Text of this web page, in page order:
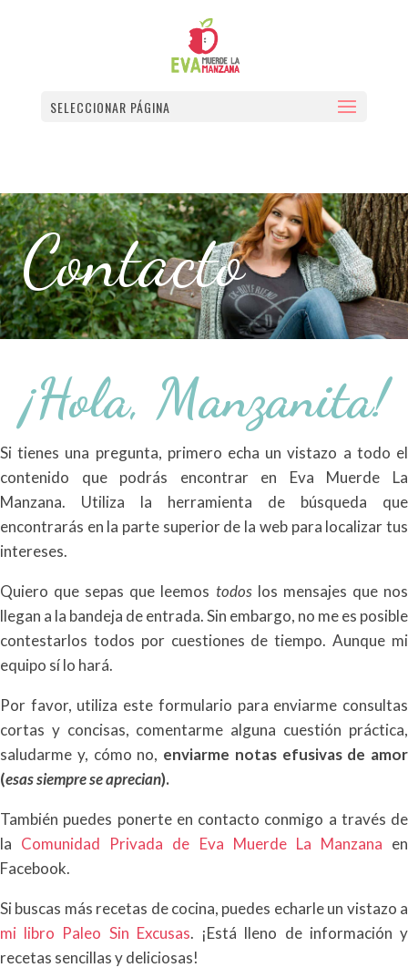
SELECCIONAR PÁGINA
Contacto
¡Hola, Manzanita!
Si tienes una pregunta, primero echa un vistazo a todo el
contenido que podrás encontrar en Eva Muerde La
Manzana. Utiliza la herramienta de búsqueda que
encontrarás en la parte superior de la web para localizar tus
intereses.
Quiero que sepas que leemos todoslos mensajes que nos
llegan a la bandeja de entrada. Sin embargo, no me es posible
contestarlos todos por cuestiones de tiempo. Aunque mi
equipo sí lo hará.
Por favor, utiliza este formulario para enviarme consultas
cortas y concisas, comentarme alguna cuestión práctica,
saludarme y, cómo no, enviarme notas efusivas de amor
(esas siempre se aprecian).
También puedes ponerte en contacto conmigo a través de
la Comunidad Privada de Eva Muerde La Manzana en
Facebook.
Si buscas más recetas de cocina, puedes echarle un vistazo a
mi libro Paleo Sin Excusas. ¡Está lleno de información y
recetas sencillas y deliciosas!